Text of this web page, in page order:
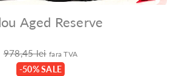
Aged Reserve
978,45 lei fara TVA
-50% SALE